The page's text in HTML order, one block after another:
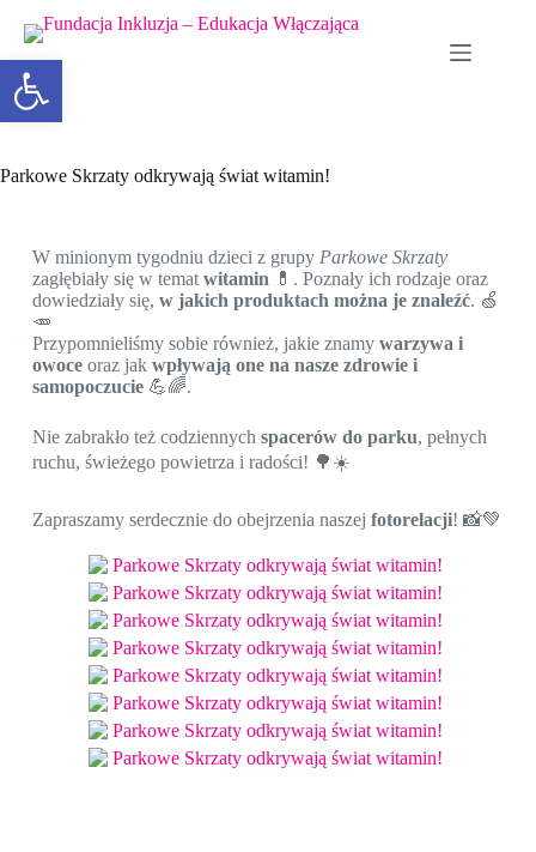
Parkowe Skrzaty odkrywają świat witamin!
W minionym tygodniu dzieci z grupy Parkowe Skrzaty
zagłębiały się w temat witamin 💊. Poznały ich rodzaje oraz
dowiedziały się, w jakich produktach można je znaleźć. 🍏
🥕
Przypomnieliśmy sobie również, jakie znamy warzywa i
owoceoraz jak wpływają one na nasze zdrowie i
samopoczucie💪🌈.
Nie zabrakło też codziennych spacerów do parku, pełnych
ruchu, świeżego powietrza i radości! 🌳☀️
Zapraszamy serdecznie do obejrzenia naszej fotorelacji! 📸💚
Otwórz pasek narzędzi